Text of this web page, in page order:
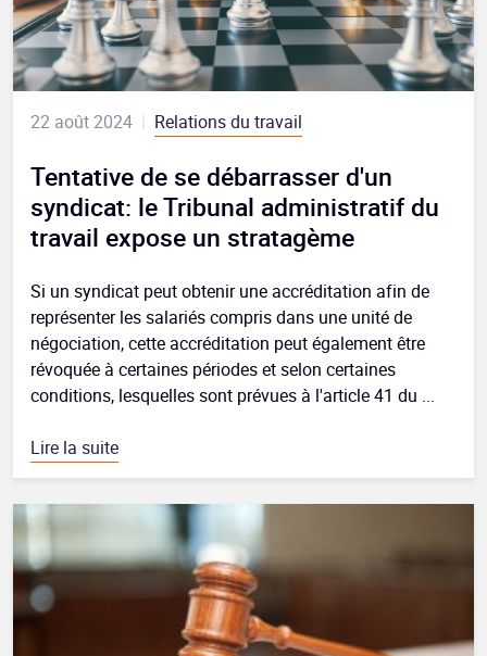
22 août 2024 Relations du travail
Tentative de se débarrasser d'un
syndicat: le Tribunal administratif du
travail expose un stratagème
Si un syndicat peut obtenir une accréditation afin de
représenter les salariés compris dans une unité de
négociation, cette accréditation peut également être
révoquée à certaines périodes et selon certaines
conditions, lesquelles sont prévues à l'article 41 du ...
Lire la suite